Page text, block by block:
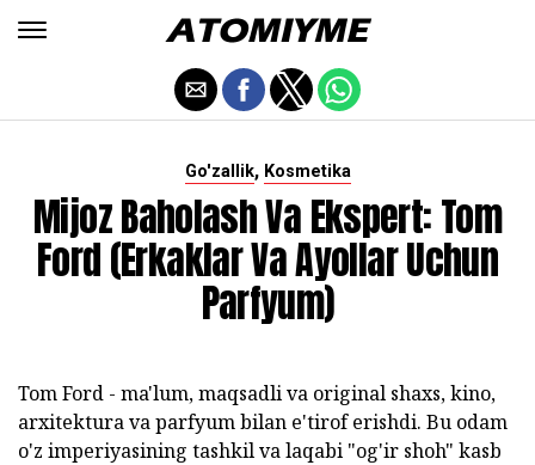
Go'zallik, Kosmetika
Mijoz Baholash Va Ekspert: Tom
Ford (erkaklar Va Ayollar Uchun
Parfyum)
Tom Ford - ma'lum, maqsadli va original shaxs, kino,
arxitektura va parfyum bilan e'tirof erishdi. Bu odam
o'z imperiyasining tashkil va laqabi "og'ir shoh" kasb